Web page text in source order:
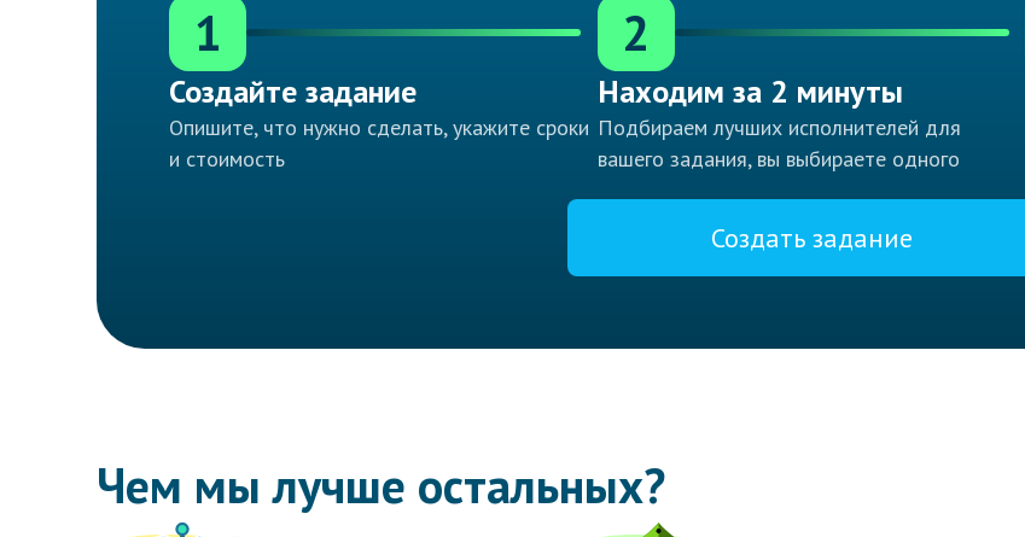
1
Создайте задание
Опишите, что нужно сделать, укажите сроки
и стоимость
2
Находим за 2 минуты
Подбираем лучших исполнителей для
вашего задания, вы выбираете одного
Создать задание
Чем мы лучше остальных?